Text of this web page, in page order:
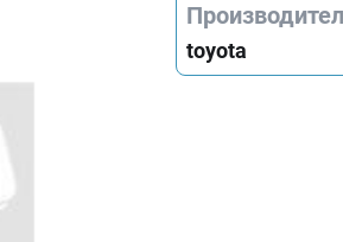
toyota